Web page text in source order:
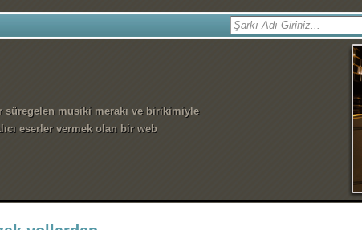
süregelen musiki merakı ve birikimiyle
eserler vermek olan bir web